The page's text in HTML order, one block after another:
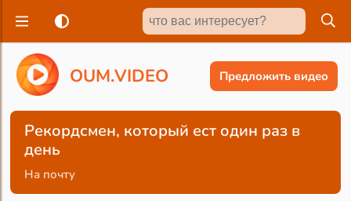
OUM.VIDEO Предложить видео
Рекордсмен, который ест один раз в
день
На почту